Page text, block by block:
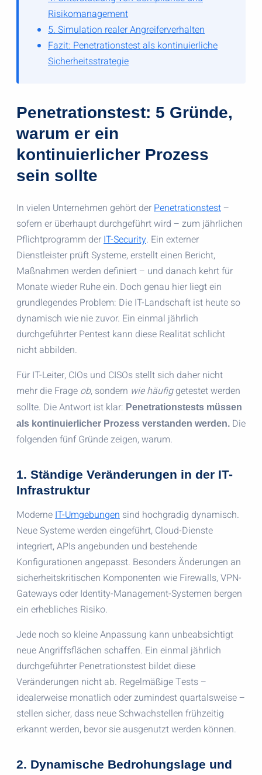
Risikomanagement
5. Simulation realer Angreiferverhalten
Fazit: Penetrationstest als kontinuierliche
Sicherheitsstrategie
Penetrationstest: 5 Gründe,
warum er ein
kontinuierlicher Prozess
sein sollte
In vielen Unternehmen gehört derPenetrationstest–
sofern er überhaupt durchgeführt wird – zum jährlichen
Pflichtprogramm derIT-Security. Ein externer
Dienstleister prüft Systeme, erstellt einen Bericht,
Maßnahmen werden definiert – und danach kehrt für
Monate wieder Ruhe ein. Doch genau hier liegt ein
grundlegendes Problem: Die IT-Landschaft ist heute so
dynamisch wie nie zuvor. Ein einmal jährlich
durchgeführter Pentest kann diese Realität schlicht
nicht abbilden.
Für IT-Leiter, CIOs und CISOs stellt sich daher nicht
mehr die Frage ob, sondern wie häufiggetestet werden
sollte. Die Antwort ist klar: Penetrationstests müssen
als kontinuierlicher Prozess verstanden werden. Die
folgenden fünf Gründe zeigen, warum.
1. Ständige Veränderungen in der IT-
Infrastruktur
ModerneIT-Umgebungen sind hochgradig dynamisch.
Neue Systeme werden eingeführt, Cloud-Dienste
integriert, APIs angebunden und bestehende
Konfigurationen angepasst. Besonders Änderungen an
sicherheitskritischen Komponenten wie Firewalls, VPN-
Gateways oder Identity-Management-Systemen bergen
ein erhebliches Risiko.
Jede noch so kleine Anpassung kann unbeabsichtigt
neue Angriffsflächen schaffen. Ein einmal jährlich
durchgeführter Penetrationstest bildet diese
Veränderungen nicht ab. Regelmäßige Tests –
idealerweise monatlich oder zumindest quartalsweise –
stellen sicher, dass neue Schwachstellen frühzeitig
erkannt werden, bevor sie ausgenutzt werden können.
2. Dynamische Bedrohungslage und